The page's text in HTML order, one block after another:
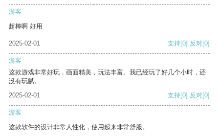
游客
超棒啊 好用
2025-02-01 支持[0] 反对[0]
游客
这款游戏非常好玩，画面精美，玩法丰富。我已经玩了好几个小时，还
没有玩腻。
2025-02-01
支持[0] 反对[0]
游客
这款软件的设计非常人性化，使用起来非常舒服。